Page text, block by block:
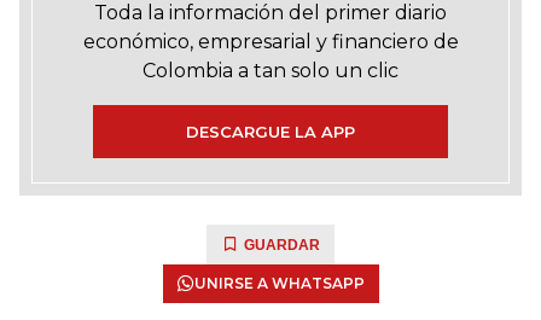
Toda la información del primer diario
económico, empresarial y financiero de
Colombia a tan solo un clic
DESCARGUE LA APP
GUARDAR
UNIRSE A WHATSAPP